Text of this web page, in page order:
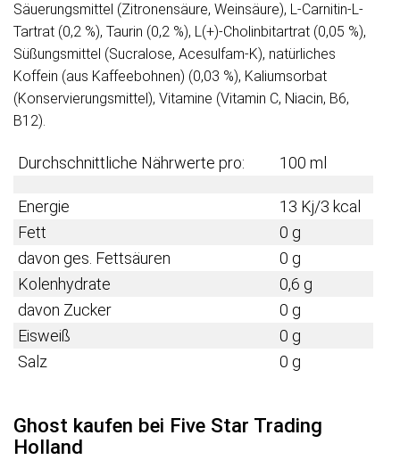
Säuerungsmittel (Zitronensäure, Weinsäure), L-Carnitin-L-
Tartrat (0,2 %), Taurin (0,2 %), L(+)-Cholinbitartrat (0,05 %),
Süßungsmittel (Sucralose, Acesulfam-K), natürliches
Koffein (aus Kaffeebohnen) (0,03 %), Kaliumsorbat
(Konservierungsmittel), Vitamine (Vitamin C, Niacin, B6,
B12).
Durchschnittliche Nährwerte pro: 100 ml
Energie
13 Kj/3 kcal
Fett
0 g
davon ges. Fettsäuren
0 g
Kolenhydrate
0,6 g
davon Zucker
0 g
Eisweiß
0 g
Salz
0 g
Ghost kaufen bei Five Star Trading
Holland